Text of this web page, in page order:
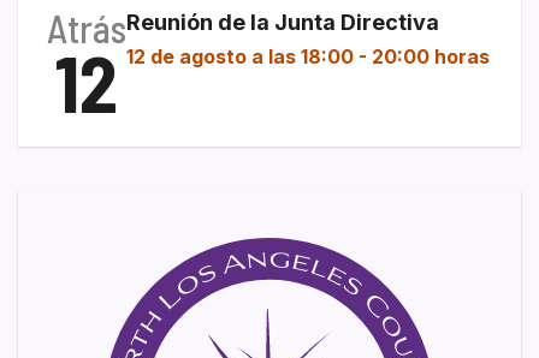
Atrás
12
Reunión de la Junta Directiva
12 de agosto a las 18:00 - 20:00 horas